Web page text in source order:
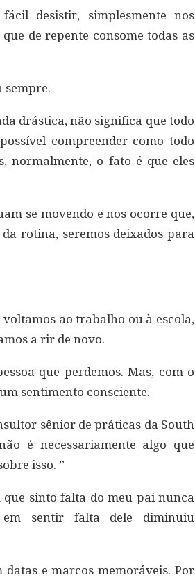
desistir, simplesmente nos
de repente consome todas as
sempre.
drástica, não significa que todo
compreender como todo
normalmente, o fato é que eles
se movendo e nos ocorre que,
rotina, seremos deixados para
ao trabalho ou à escola,
a rir de novo.
que perdemos. Mas, com o
sentimento consciente.
sênior de práticas da South
é necessariamente algo que
isso. ”
que sinto falta do meu pai nunca
sentir falta dele diminuiu
e marcos memoráveis. Por